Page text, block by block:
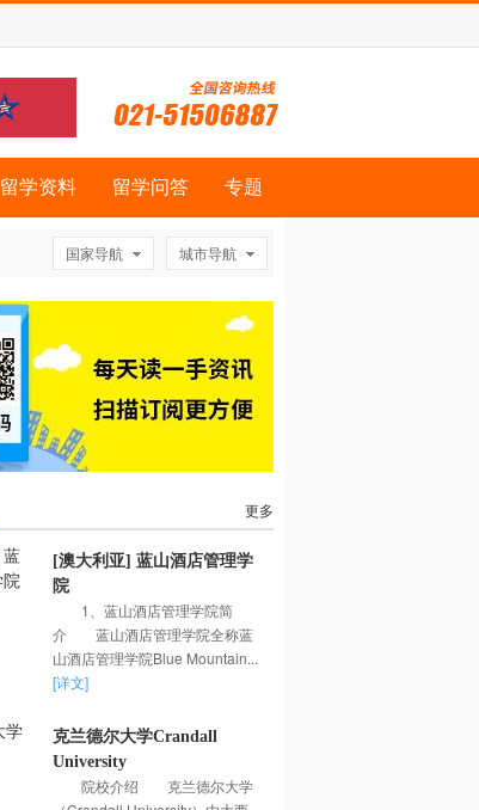
留学资料 留学问答 专题
国家导航 城市导航
更多
[澳大利亚] 蓝山酒店管理学
院
1、蓝山酒店管理学院简
介 蓝山酒店管理学院全称蓝
山酒店管理学院Blue Mountain...
[详文]
克兰德尔大学Crandall
University
院校介绍 克兰德尔大学